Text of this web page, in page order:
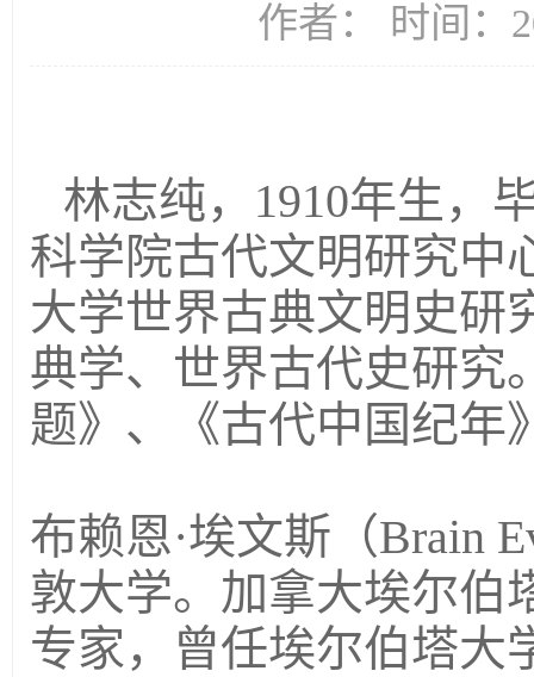
作者： 时间：
林志纯，1910年生，
科学院古代文明研究中
大学世界古典文明史研
典学、世界古代史研究
题》、《古代中国纪年
布赖恩·埃文斯（Brain
敦大学。加拿大埃尔伯
专家，曾任埃尔伯塔大